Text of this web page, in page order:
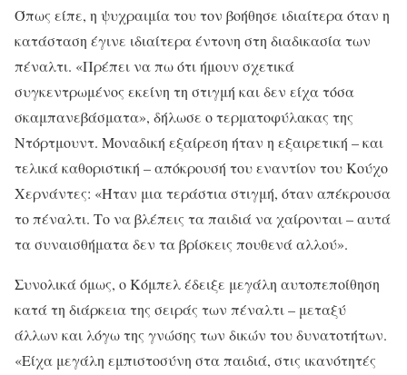
Όπως είπε, η ψυχραιμία του τον βοήθησε ιδιαίτερα όταν η
κατάσταση έγινε ιδιαίτερα έντονη στη διαδικασία των
πέναλτι. «Πρέπει να πω ότι ήμουν σχετικά
συγκεντρωμένος εκείνη τη στιγμή και δεν είχα τόσα
σκαμπανεβάσματα», δήλωσε ο τερματοφύλακας της
Ντόρτμουντ. Μοναδική εξαίρεση ήταν η εξαιρετική – και
τελικά καθοριστική – απόκρουσή του εναντίον του Κούχο
Χερνάντες: «Ήταν μια τεράστια στιγμή, όταν απέκρουσα
το πέναλτι. Το να βλέπεις τα παιδιά να χαίρονται – αυτά
τα συναισθήματα δεν τα βρίσκεις πουθενά αλλού».
Συνολικά όμως, ο Κόμπελ έδειξε μεγάλη αυτοπεποίθηση
κατά τη διάρκεια της σειράς των πέναλτι – μεταξύ
άλλων και λόγω της γνώσης των δικών του δυνατοτήτων.
«Είχα μεγάλη εμπιστοσύνη στα παιδιά, στις ικανότητές